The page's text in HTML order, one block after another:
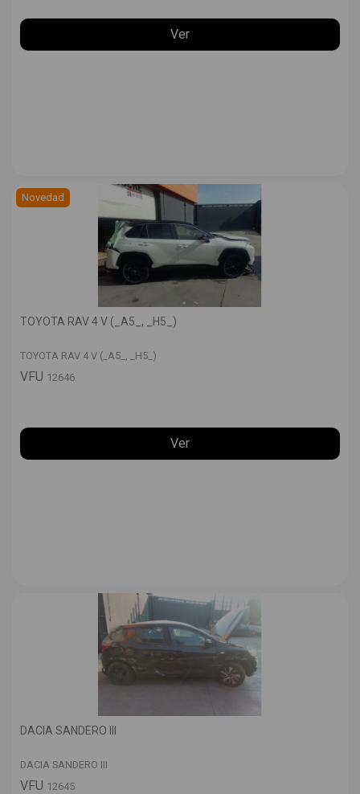
Ver
Novedad
TOYOTA RAV 4 V (_A5_, _H5_)
TOYOTA RAV 4 V (_A5_, _H5_)
VFU 12646
Ver
DACIA SANDERO III
DACIA SANDERO III
VFU 12645